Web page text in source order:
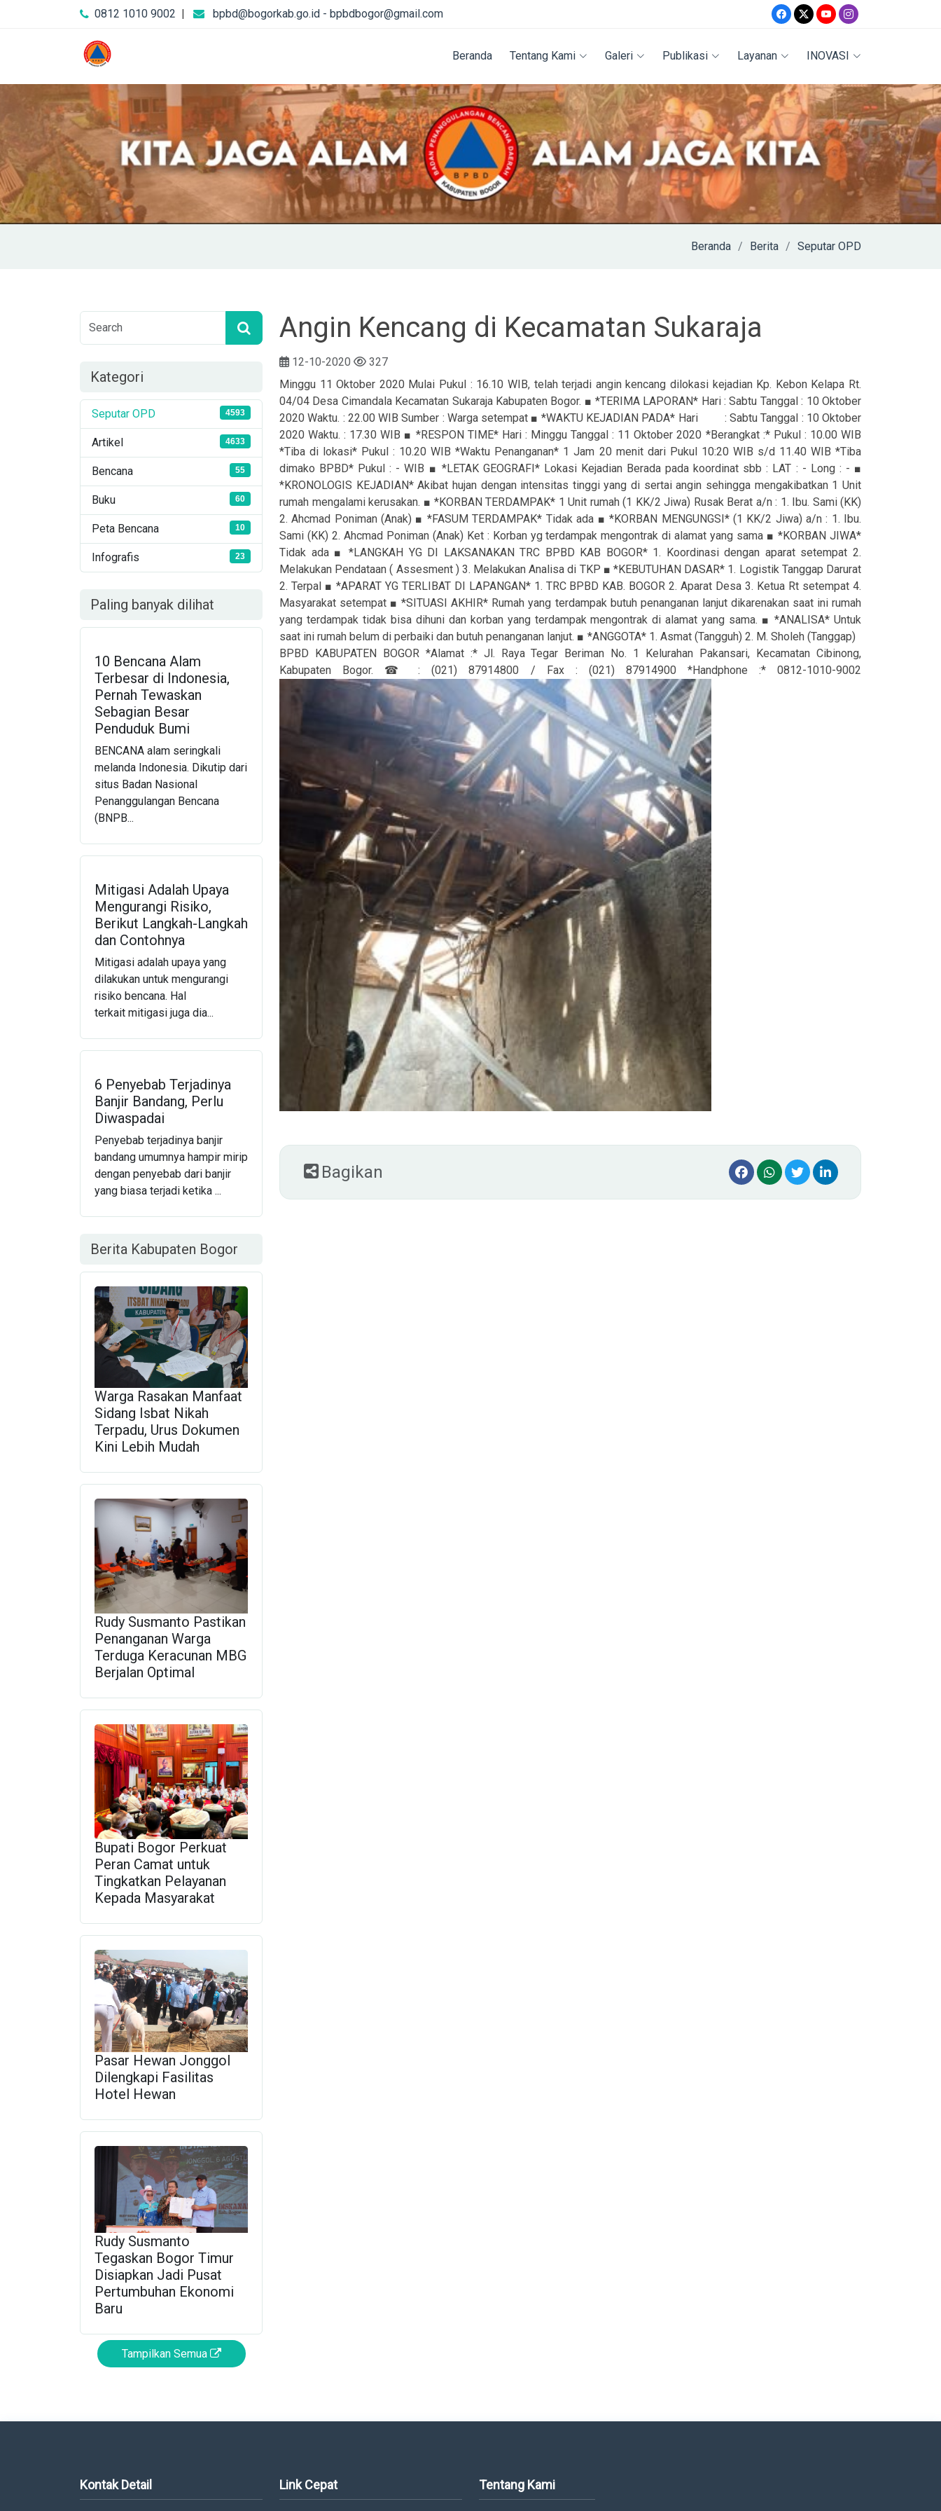
0812 1010 9002 | bpbd@bogorkab.go.id - bpbdbogor@gmail.com
Beranda Tentang Kami Galeri Publikasi Layanan INOVASI
Beranda Berita Seputar OPD
Kategori
Seputar OPD 4593
Artikel 4633
Bencana 55
Buku 60
Peta Bencana 10
Infografis 23
Paling banyak dilihat
10 Bencana Alam
Terbesar di Indonesia,
Pernah Tewaskan
Sebagian Besar
Penduduk Bumi
BENCANA alam seringkali
melanda Indonesia. Dikutip dari
situs Badan Nasional
Penanggulangan Bencana
(BNPB...
Mitigasi Adalah Upaya
Mengurangi Risiko,
Berikut Langkah-Langkah
dan Contohnya
Mitigasi adalah upaya yang
dilakukan untuk mengurangi
risiko bencana. Hal
terkait mitigasi juga dia...
6 Penyebab Terjadinya
Banjir Bandang, Perlu
Diwaspadai
Penyebab terjadinya banjir
bandang umumnya hampir mirip
dengan penyebab dari banjir
yang biasa terjadi ketika ...
Berita Kabupaten Bogor
Warga Rasakan Manfaat
Sidang Isbat Nikah
Terpadu, Urus Dokumen
Kini Lebih Mudah
Rudy Susmanto Pastikan
Penanganan Warga
Terduga Keracunan MBG
Berjalan Optimal
Bupati Bogor Perkuat
Peran Camat untuk
Tingkatkan Pelayanan
Kepada Masyarakat
Pasar Hewan Jonggol
Dilengkapi Fasilitas
Hotel Hewan
Rudy Susmanto
Tegaskan Bogor Timur
Disiapkan Jadi Pusat
Pertumbuhan Ekonomi
Baru
Tampilkan Semua
Angin Kencang di Kecamatan Sukaraja
12-10-2020
327
Minggu 11 Oktober 2020 Mulai Pukul : 16.10 WIB, telah terjadi angin kencang dilokasi kejadian Kp. Kebon Kelapa Rt.
04/04 Desa Cimandala Kecamatan Sukaraja Kabupaten Bogor. ■ *TERIMA LAPORAN* Hari : Sabtu Tanggal : 10 Oktober
2020 Waktu. : 22.00 WIB Sumber : Warga setempat ■ *WAKTU KEJADIAN PADA* Hari : Sabtu Tanggal : 10 Oktober
2020 Waktu. : 17.30 WIB ■ *RESPON TIME* Hari : Minggu Tanggal : 11 Oktober 2020 *Berangkat :* Pukul : 10.00 WIB
*Tiba di lokasi* Pukul : 10.20 WIB *Waktu Penanganan* 1 Jam 20 menit dari Pukul 10:20 WIB s/d 11.40 WIB *Tiba
dimako BPBD* Pukul : - WIB ■ *LETAK GEOGRAFI* Lokasi Kejadian Berada pada koordinat sbb : LAT : - Long : - ■
*KRONOLOGIS KEJADIAN* Akibat hujan dengan intensitas tinggi yang di sertai angin sehingga mengakibatkan 1 Unit
rumah mengalami kerusakan. ■ *KORBAN TERDAMPAK* 1 Unit rumah (1 KK/2 Jiwa) Rusak Berat a/n : 1. Ibu. Sami (KK)
2. Ahcmad Poniman (Anak) ■ *FASUM TERDAMPAK* Tidak ada ■ *KORBAN MENGUNGSI* (1 KK/2 Jiwa) a/n : 1. Ibu.
Sami (KK) 2. Ahcmad Poniman (Anak) Ket : Korban yg terdampak mengontrak di alamat yang sama ■ *KORBAN JIWA*
Tidak ada ■ *LANGKAH YG DI LAKSANAKAN TRC BPBD KAB BOGOR* 1. Koordinasi dengan aparat setempat 2.
Melakukan Pendataan ( Assesment ) 3. Melakukan Analisa di TKP ■ *KEBUTUHAN DASAR* 1. Logistik Tanggap Darurat
2. Terpal ■ *APARAT YG TERLIBAT DI LAPANGAN* 1. TRC BPBD KAB. BOGOR 2. Aparat Desa 3. Ketua Rt setempat 4.
Masyarakat setempat ■ *SITUASI AKHIR* Rumah yang terdampak butuh penanganan lanjut dikarenakan saat ini rumah
yang terdampak tidak bisa dihuni dan korban yang terdampak mengontrak di alamat yang sama. ■ *ANALISA* Untuk
saat ini rumah belum di perbaiki dan butuh penanganan lanjut. ■ *ANGGOTA* 1. Asmat (Tangguh) 2. M. Sholeh (Tanggap)
BPBD KABUPATEN BOGOR *Alamat :* Jl. Raya Tegar Beriman No. 1 Kelurahan Pakansari, Kecamatan Cibinong,
Kabupaten Bogor. ☎ : (021) 87914800 / Fax : (021) 87914900 *Handphone :* 0812-1010-9002
Bagikan
Kontak Detail Link Cepat Tentang Kami